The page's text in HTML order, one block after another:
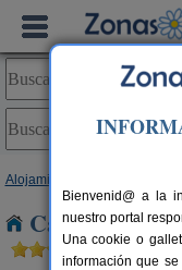
Alojamientos
Casas
Bienvenid@ a la
nuestro portal
Una cookie o
información que